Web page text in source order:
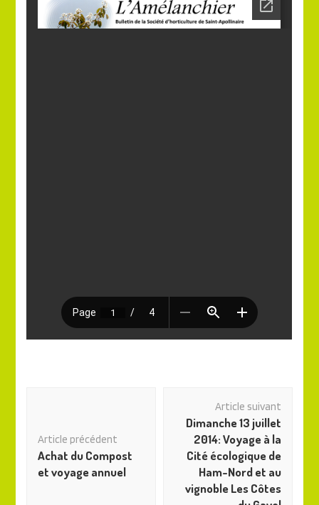
Article précédent
Achat du Compost
et voyage annuel
Article suivant
Dimanche 13 juillet
2014: Voyage à la
Cité écologique de
Ham-Nord et au
vignoble Les Côtes